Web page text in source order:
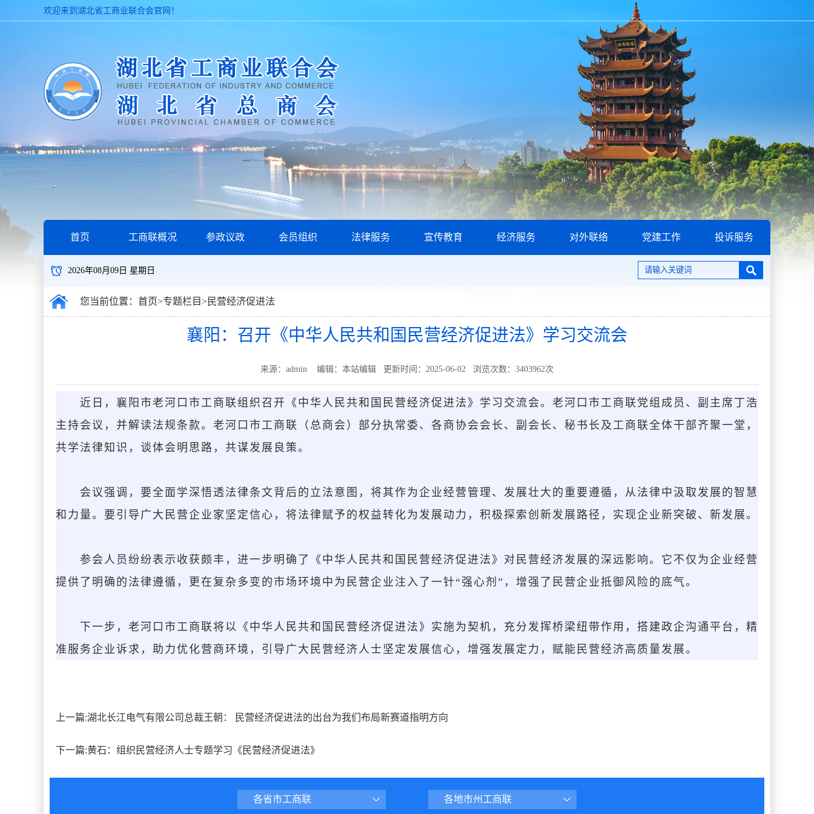
欢迎来到湖北省工商业联合会官网！
首页 工商联概况 参政议政 会员组织 法律服务 宣传教育 经济服务 对外联络 党建工作 投诉服务
2026年08月09日 星期日
您当前位置： 首页>专题栏目>民营经济促进法
襄阳：召开《中华人民共和国民营经济促进法》学习交流会
来源：admin 编辑：本站编辑 更新时间：2025-06-02 浏览次数： 3403962次
近日，襄阳市老河口市工商联组织召开《中华人民共和国民营经济促进法》学习交流会。老河口市工商联党组成员、副主席丁浩
主持会议，并解读法规条款。老河口市工商联（总商会）部分执常委、各商协会会长、副会长、秘书长及工商联全体干部齐聚一堂，
共学法律知识，谈体会明思路，共谋发展良策。
会议强调，要全面学深悟透法律条文背后的立法意图，将其作为企业经营管理、发展壮大的重要遵循，从法律中汲取发展的智慧
和力量。要引导广大民营企业家坚定信心，将法律赋予的权益转化为发展动力，积极探索创新发展路径，实现企业新突破、新发展。
参会人员纷纷表示收获颇丰，进一步明确了《中华人民共和国民营经济促进法》对民营经济发展的深远影响。它不仅为企业经营
提供了明确的法律遵循，更在复杂多变的市场环境中为民营企业注入了一针“强心剂”，增强了民营企业抵御风险的底气。
下一步，老河口市工商联将以《中华人民共和国民营经济促进法》实施为契机，充分发挥桥梁纽带作用，搭建政企沟通平台，精
准服务企业诉求，助力优化营商环境，引导广大民营经济人士坚定发展信心，增强发展定力，赋能民营经济高质量发展。
上一篇:湖北长江电气有限公司总裁王朝： 民营经济促进法的出台为我们布局新赛道指明方向
下一篇:黄石：组织民营经济人士专题学习《民营经济促进法》
各省市工商联 各地市州工商联